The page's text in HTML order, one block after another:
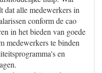
dat alle medewerkers in
conform de cao
in het bieden van goede
medewerkers te binden
en